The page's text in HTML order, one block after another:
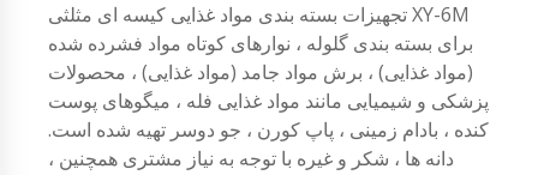
تجهیزات بسته بندی مواد غذایی کیسه ای مثلثی XY-6M
برای بسته بندی گلوله ، نوارهای کوتاه مواد فشرده شده
(مواد غذایی) ، برش مواد جامد (مواد غذایی) ، محصولات
پزشکی و شیمیایی مانند مواد غذایی فله ، میگوهای پوست
کنده ، بادام زمینی ، پاپ کورن ، جو دوسر تهیه شده است.
دانه ها ، شکر و غیره با توجه به نیاز مشتری همچنین ،